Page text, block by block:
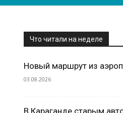
Что читали на неделе
Новый маршрут из
03.08.2026
В Караганде старым